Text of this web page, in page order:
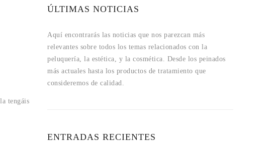
tengáis
ÚLTIMAS NOTICIAS
Aquí encontrarás las noticias que nos parezcan más
relevantes sobre todos los temas relacionados con la
peluquería, la estética, y la cosmética. Desde los peinados
más actuales hasta los productos de tratamiento que
consideremos de calidad.
ENTRADAS RECIENTES